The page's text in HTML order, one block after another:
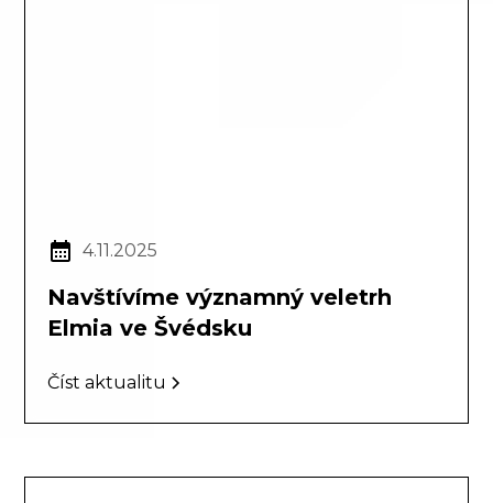
4.11.2025
Navštívíme významný veletrh
Elmia ve Švédsku
Číst aktualitu